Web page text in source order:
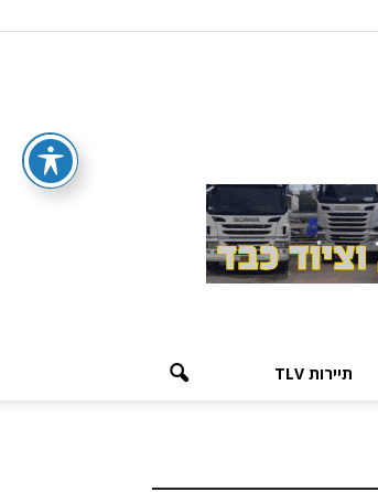
תיירות TLV